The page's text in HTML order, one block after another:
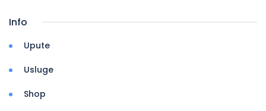
Info
Upute
Usluge
Shop